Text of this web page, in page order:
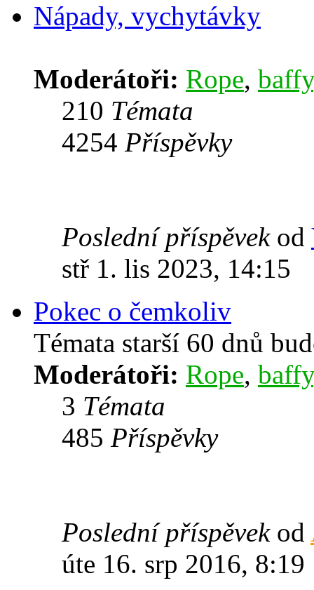
Nápady, vychytávky
Moderátoři: Rope, baffy
210 Témata
4254 Příspěvky
Poslední příspěvekod
stř 1. lis 2023, 14:15
Pokec o čemkoliv
Témata starší 60 dnů
Moderátoři: Rope, baffy
3 Témata
485 Příspěvky
Poslední příspěvekod
úte 16. srp 2016, 8:19